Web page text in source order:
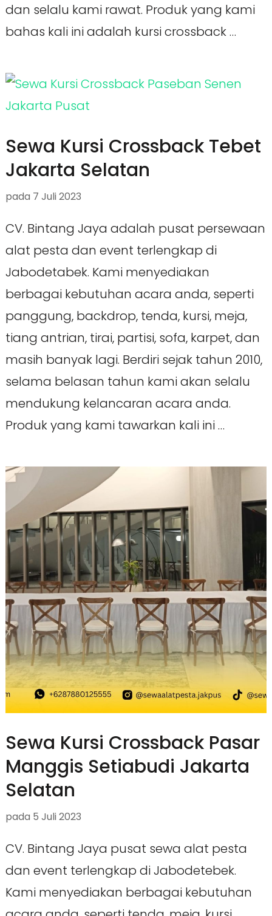
dan selalu kami rawat. Produk yang kami
bahas kali ini adalah kursi crossback …
Sewa Kursi Crossback Tebet
Jakarta Selatan
pada 7 Juli 2023
CV. Bintang Jaya adalah pusat persewaan
alat pesta dan event terlengkap di
Jabodetabek. Kami menyediakan
berbagai kebutuhan acara anda, seperti
panggung, backdrop, tenda, kursi, meja,
tiang antrian, tirai, partisi, sofa, karpet, dan
masih banyak lagi. Berdiri sejak tahun 2010,
selama belasan tahun kami akan selalu
mendukung kelancaran acara anda.
Produk yang kami tawarkan kali ini …
Sewa Kursi Crossback Pasar
Manggis Setiabudi Jakarta
Selatan
pada 5 Juli 2023
CV. Bintang Jaya pusat sewa alat pesta
dan event terlengkap di Jabodetebek.
Kami menyediakan berbagai kebutuhan